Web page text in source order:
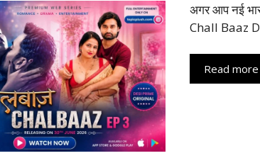
अगर आप नई
Chall Baaz
Read more